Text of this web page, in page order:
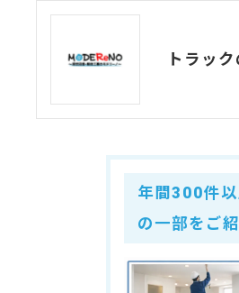
年間300件
の一部をご